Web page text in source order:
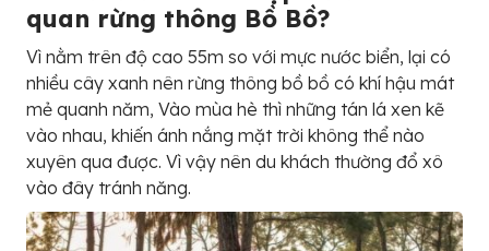
quan rừng thông Bồ Bồ?
Vì nằm trên độ cao 55m so với mực nước biển, lại có
nhiều cây xanh nên rừng thông bồ bồ có khí hậu mát
mẻ quanh năm, Vào mùa hè thì những tán lá xen kẽ
vào nhau, khiến ánh nắng mặt trời không thể nào
xuyên qua được. Vì vậy nên du khách thường đổ xô
vào đây tránh năng.